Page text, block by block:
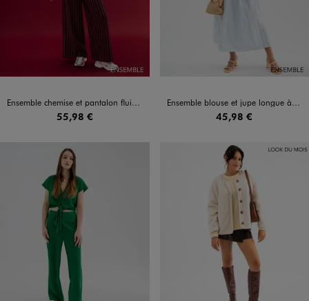
Ensemble chemise et pantalon fluide à fines rayures femme
55,98 €
Ensemble blouse et jupe longue à rayures pour femme
45,98 €